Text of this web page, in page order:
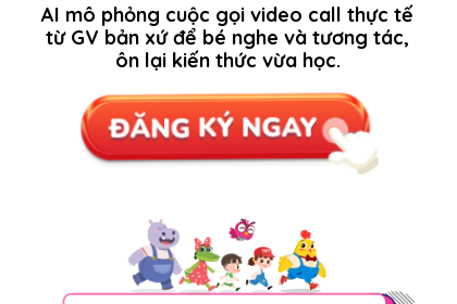
AI mô phỏng cuộc gọi video call thực tế
từ GV bản xứ để bé nghe và tương tác,
ôn lại kiến thức vừa học.